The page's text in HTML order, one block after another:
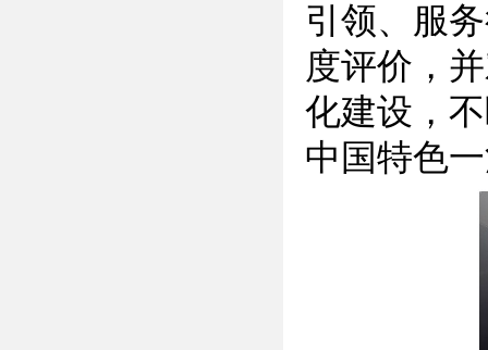
引领、服
度评价，
化建设，
中国特色